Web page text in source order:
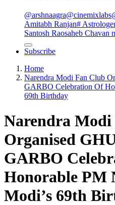
@arshnaagra@cinemixlabs
Amitabh Ranjan#
Santosh Raosaheb Chavan
Subscribe
Home
Narendra Modi Fan Club
GARBO Celebration Of
69th Birthday
Narendra
Organised
GARBO
Honorable PM
Modi’s 69th